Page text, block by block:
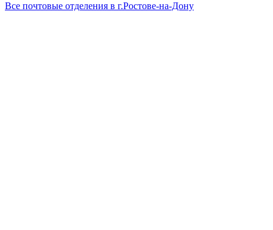
Все почтовые отделения в г.Ростове-на-Дону